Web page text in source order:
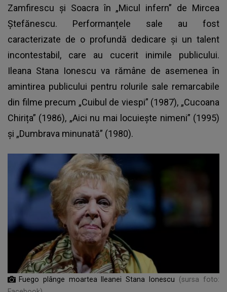
Zamfirescu și Soacra în „Micul infern” de Mircea
Ștefănescu. Performanțele sale au fost
caracterizate de o profundă dedicare și un talent
incontestabil, care au cucerit inimile publicului.
Ileana Stana Ionescu va rămâne de asemenea în
amintirea publicului pentru rolurile sale remarcabile
din filme precum „Cuibul de viespi” (1987), „Cucoana
Chirița” (1986), „Aici nu mai locuiește nimeni” (1995)
și „Dumbrava minunată” (1980).
Fuego plânge moartea Ileanei Stana Ionescu
(sursa foto: